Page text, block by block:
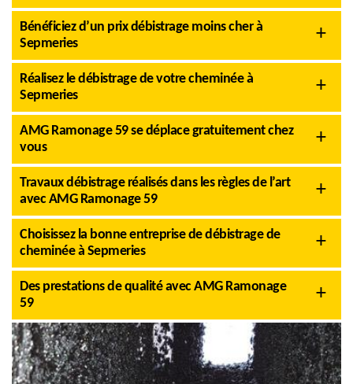
Bénéficiez d’un prix débistrage moins cher à
Sepmeries
Réalisez le débistrage de votre cheminée à
Sepmeries
AMG Ramonage 59 se déplace gratuitement chez
vous
Travaux débistrage réalisés dans les règles de l’art
avec AMG Ramonage 59
Choisissez la bonne entreprise de débistrage de
cheminée à Sepmeries
Des prestations de qualité avec AMG Ramonage
59